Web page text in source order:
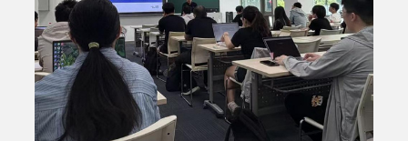
创新推进办公室主任赵登吉与上海傅利叶智能科技股
份有限公司战略合作总监陶仁智代表双方签约。上海
傅利叶智能科技股份有限公司是一家全球领先的AI机
器人企业，致力于通过全栈式机器人技术赋能人类生
活，拓展未来生活方式的边界。自2015年成立以来，
傅利叶持续探索前沿技术与应用场景的融合——从康